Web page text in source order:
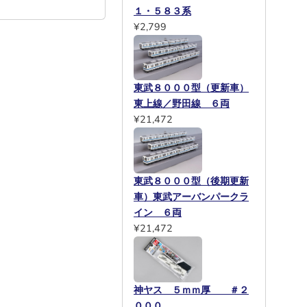
１・５８３系
¥2,799
東武８０００型（更新車）
東上線／野田線 ６両
¥21,472
東武８０００型（後期更新
車）東武アーバンパークラ
イン ６両
¥21,472
神ヤス ５ｍｍ厚 ＃２